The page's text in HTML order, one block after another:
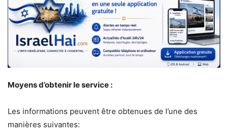
Moyens d’obtenir le service :
Les informations peuvent être obtenues de l’une des
manières suivantes: